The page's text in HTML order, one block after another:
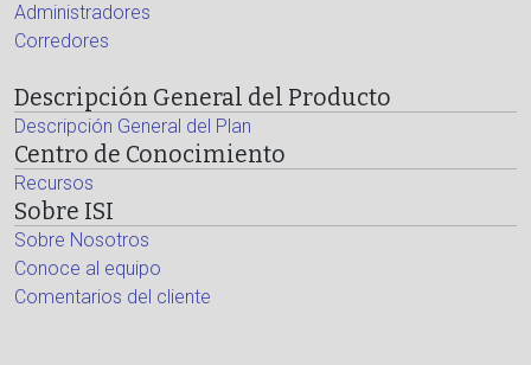
Administradores
Corredores
Descripción General del Producto
Descripción General del Plan
Centro de Conocimiento
Recursos
Sobre ISI
Sobre Nosotros
Conoce al equipo
Comentarios del cliente